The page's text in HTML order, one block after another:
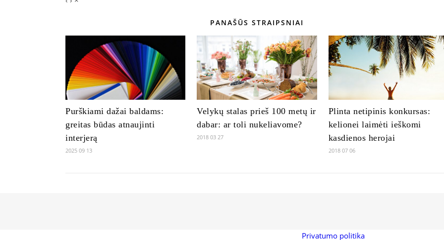
PANAŠŪS STRAIPSNIAI
Purškiami dažai baldams:
greitas būdas atnaujinti
interjerą
2025 09 13
Velykų stalas prieš 100 metų ir
dabar: ar toli nukeliavome?
2018 03 27
Plinta netipinis konkursas:
kelionei laimėti ieškomi
kasdienos herojai
2018 07 06
Privatumo politika